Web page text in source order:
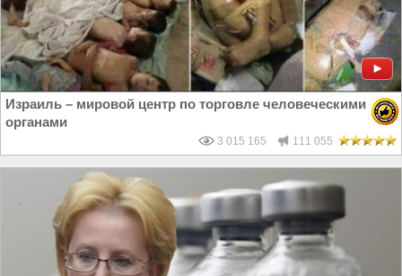
Израиль – мировой центр по торговле человеческими
органами
3 015 165 111 055